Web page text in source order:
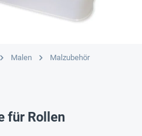
Malen Malzubehör
für Rollen